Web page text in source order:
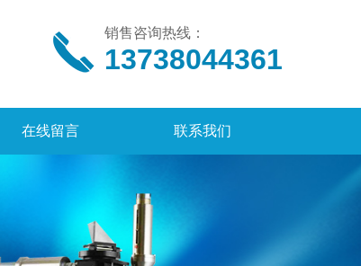
销售咨询热线：
13738044361
在线留言 联系我们